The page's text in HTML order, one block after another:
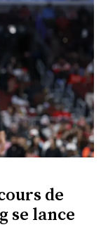
de
se lance